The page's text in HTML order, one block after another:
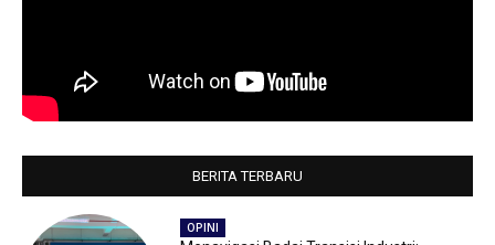
BERITA TERBARU
OPINI